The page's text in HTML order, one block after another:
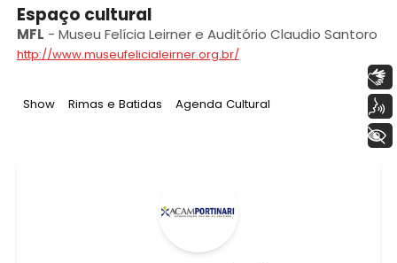
Espaço cultural
MFL - Museu Felícia Leirner e Auditório Claudio Santoro
http://www.museufelicialeirner.org.br/
Tag:
Show Tag:
Rimas e Batidas Tag:
Agenda Cultural